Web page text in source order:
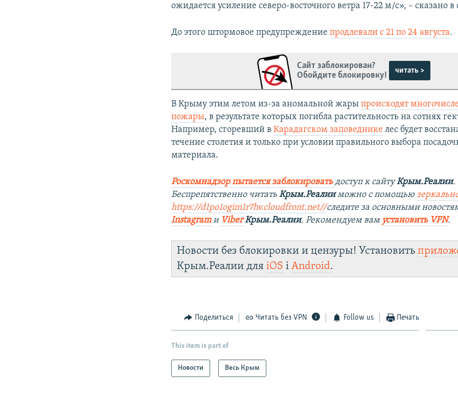
ожидается усиление северо-восточного ветра 17-22 м/с», – сказано
До этого штормовое предупреждениепродлевали с 21 по 24 августа.
Сайт заблокирован?
Обойдите блокировку!
читать >
В Крыму этим летом из-за аномальной жарыпроисходят
пожары, в результате которых погибла растительность на сотнях
Например, сгоревший вКарадагском заповеднике лес будет
течение столетия и только при условии правильного выбора
материала.
Роскомнадзор пытается заблокировать доступ к сайтуКрым.Реалии.
Беспрепятственно читатьКрым.Реалииможно с помощью
https://d1po1ogim1r7hv.cloudfront.net//следите за основными
Instagramи Viber Крым.Реалии. Рекомендуем вам установить VPN.
Новости без блокировки и цензуры! Установить
Крым.Реалии дляiOS іAndroid.
Поделиться Читать без VPN Follow us Печать
This item is part of
Новости Весь Крым